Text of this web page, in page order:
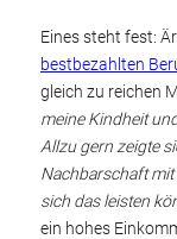
Eines steht fest:
bestbezahlten
gleich zu reichen
meine Kindheit
Allzu gern zeigte
Nachbarschaft
sich das leisten
ein hohes